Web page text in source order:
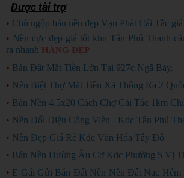
Được tài trợ
• Chủ ngộp bán nền đẹp Vạn Phát Cái Tắc giá
• Nền cực đẹp giá tốt khu Tân Phú Thạnh
ra nhanh HÀNG ĐẸP
• Bán Đất Mặt Tiền Lớn Tại 927c Ngã Bảy.
• Nền Biệt Thự Mặt Tiền Xã Thông Ra 2
• Bán Nền 4.5x20 Cách Chợ Cái Tắc 1km
• Nền Đối Diện Công Viên - Kdc Tân Phú
• Nền Đẹp Giá Rẻ Kdc Văn Hóa Tây Đô
• Bán Nền Đường Âu Cơ Kdc Phường 5 Vị
• E Gái Gửi Bán Đất Nền Nền Đất Nạc